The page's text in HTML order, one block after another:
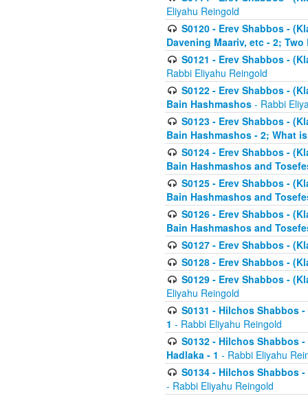
Eliyahu Reingold
S0120 - Erev Shabbos -
Davening Maariv, etc - 2;
S0121 - Erev Shabbos -
Rabbi Eliyahu Reingold
S0122 - Erev Shabbos -
Bain Hashmashos - Rabbi
S0123 - Erev Shabbos -
Bain Hashmashos - 2; What
S0124 - Erev Shabbos -
Bain Hashmashos and
S0125 - Erev Shabbos -
Bain Hashmashos and
S0126 - Erev Shabbos -
Bain Hashmashos and
S0127 - Erev Shabbos -
S0128 - Erev Shabbos -
S0129 - Erev Shabbos -
Eliyahu Reingold
S0131 - Hilchos Shabbos
1 - Rabbi Eliyahu Reingold
S0132 - Hilchos Shabbos
Hadlaka - 1 - Rabbi Eliyahu
S0134 - Hilchos Shabbos
- Rabbi Eliyahu Reingold